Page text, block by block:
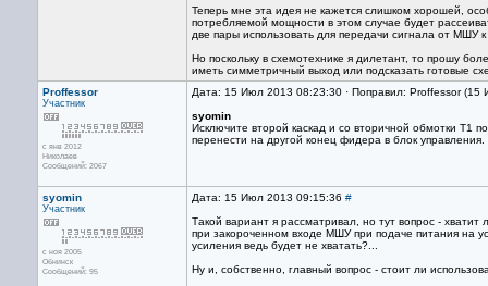
Теперь мне эта идея не кажется слишком хорошей,
потребляемой мощности в этом случае будет
две пары использовать для передачи сигнала от МШУ
Но поскольку в схемотехнике я дилетант, то прошу
иметь симметричный выход или подсказать готовые
Proffessor
Участник
с янв 2012
Николаев
Сообщений: 2067
Дата: 15 Июл 2013 08:23:30 · Поправил: Proffessor
syomin
Исключите второй каскад и со вторичной обмотки Т1
перенести на другой конец фидера в блок управления.
syomin
Участник
с ноя 2005
Обнинск
Сообщений: 95
Дата: 15 Июл 2013 09:15:36 #
Такой вариант я рассматривал, но тут вопрос -
при закороченном входе МШУ при подаче питания на
усиления ведь будет не хватать?...
Ну и, собственно, главный вопрос - стоит ли